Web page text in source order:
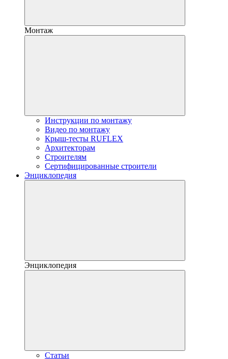
Монтаж
Инструкции по монтажу
Видео по монтажу
Крыш-тесты RUFLEX
Архитекторам
Строителям
Сертифицированные строители
Энциклопедия
Энциклопедия
Статьи